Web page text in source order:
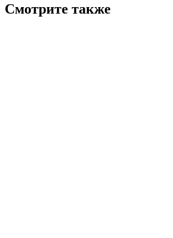
Смотрите также